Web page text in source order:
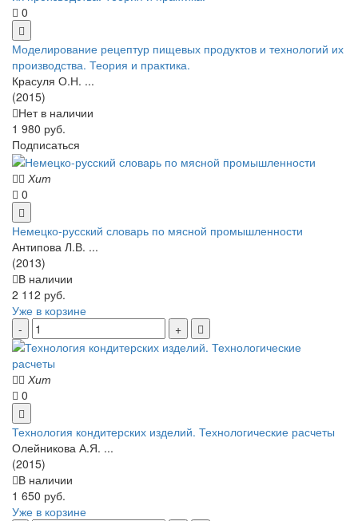
0
Моделирование рецептур пищевых продуктов и технологий их
производства. Теория и практика.
Красуля О.Н. ...
(2015)
Нет в наличии
1 980 руб.
Подписаться
Хит
0
Немецко-русский словарь по мясной промышленности
Антипова Л.В. ...
(2013)
В наличии
2 112 руб.
Уже в корзине
Хит
0
Технология кондитерских изделий. Технологические расчеты
Олейникова А.Я. ...
(2015)
В наличии
1 650 руб.
Уже в корзине